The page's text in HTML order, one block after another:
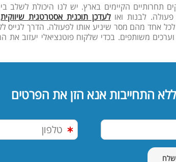
תחרותיים הקיימים בארץ. יש לנו היכולת לשלב
פעולה. לבנות ואולעדכן תוכנית אסטרטגית שיווקית
לכל אחד מהם מסר שיניע אותו לפעולה. הדרך לגייס
משותפים. בכדי שלקוח פוטנציאלי יעזוב את
התחייבות אנא הזן את הפרטים